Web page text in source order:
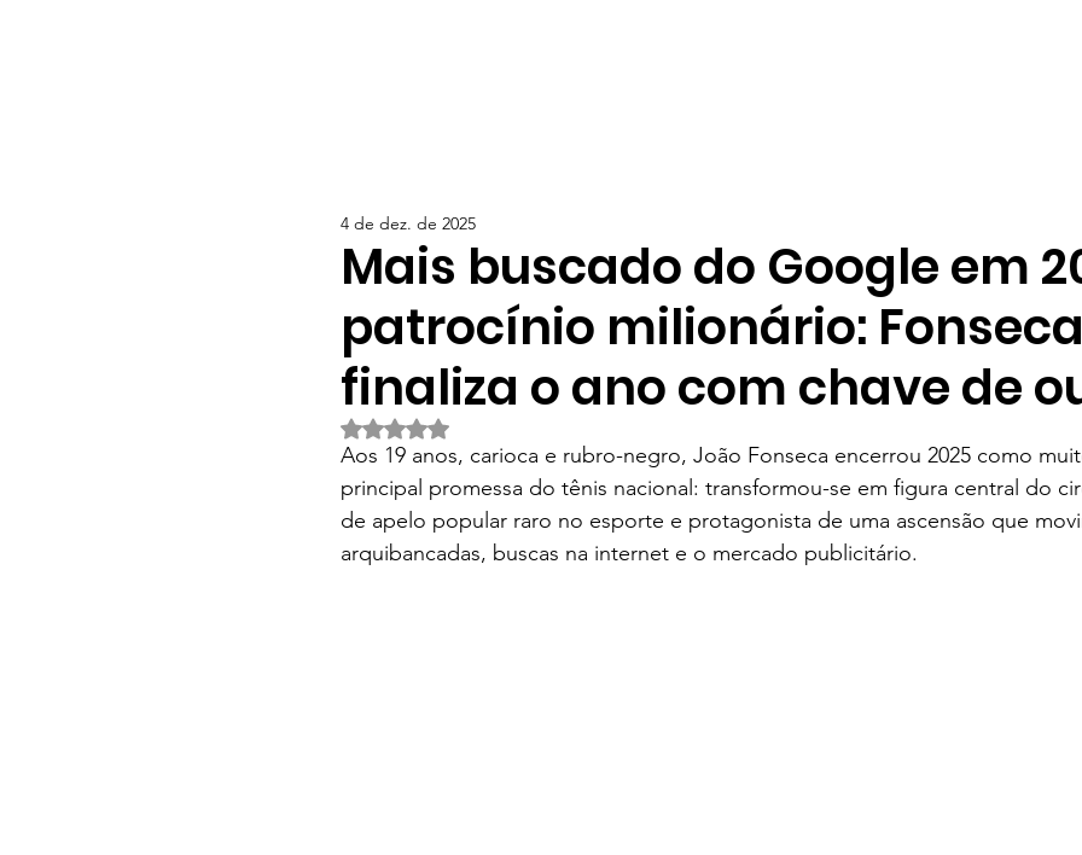
Mais buscado do Google em
patrocínio milionário: Fonseca
finaliza o ano com chave de
4 de dez. de 2025
Avaliado com NaN de 5 estrelas.
Aos 19 anos, carioca e rubro-negro, João Fonseca encerrou 2025 como
principal promessa do tênis nacional: transformou-se em figura central do
de apelo popular raro no esporte e protagonista de uma ascensão que
arquibancadas, buscas na internet e o mercado publicitário.